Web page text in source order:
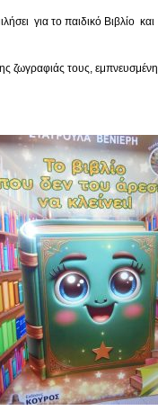
για το παιδικό Βιβλίο
ζωγραφιάς τους,